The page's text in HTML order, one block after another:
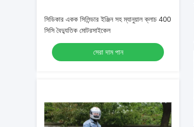
সিডিকার একক সিলিন্ডার ইঞ্জিন সহ ম্যানুয়াল ক্লাচ 400
সিসি বৈদ্যুতিক মোটরসাইকেল
সেরা দাম পান